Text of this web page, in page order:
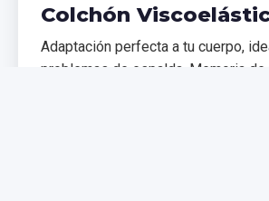
Colchón
Adaptación perfecta a tu cuerpo,
problemas de espalda. Memoria de